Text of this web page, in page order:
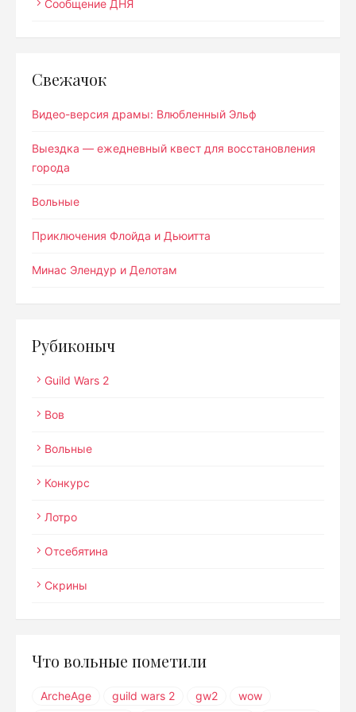
Сообщение ДНЯ
Свежачок
Видео-версия драмы: Влюбленный Эльф
Выездка — ежедневный квест для восстановления
города
Вольные
Приключения Флойда и Дьюитта
Минас Элендур и Делотам
Рубиконыч
Guild Wars 2
Вов
Вольные
Конкурс
Лотро
Отсебятина
Скрины
Что вольные пометили
ArcheAge guild wars 2 gw2 wow